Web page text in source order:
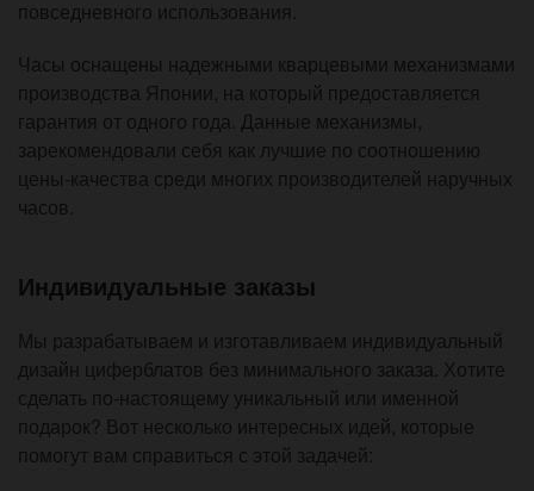
повседневного использования.
Часы оснащены надежными кварцевыми механизмами
производства Японии, на который предоставляется
гарантия от одного года. Данные механизмы,
зарекомендовали себя как лучшие по соотношению
цены-качества среди многих производителей наручных
часов.
Индивидуальные заказы
Мы разрабатываем и изготавливаем индивидуальный
дизайн циферблатов без минимального заказа. Хотите
сделать по-настоящему уникальный или именной
подарок? Вот несколько интересных идей, которые
помогут вам справиться с этой задачей: